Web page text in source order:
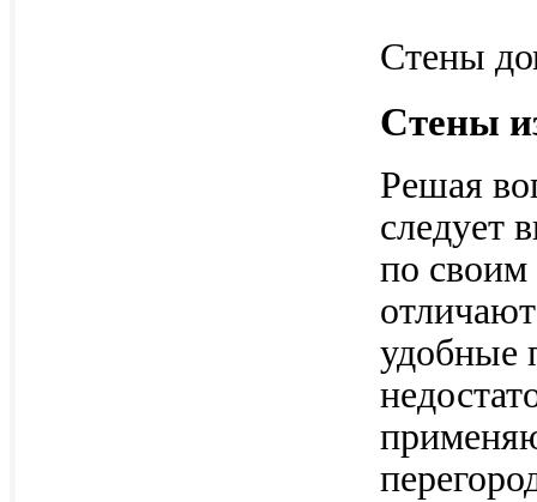
Стены
Стены
Решая
следует
по своим
удобные